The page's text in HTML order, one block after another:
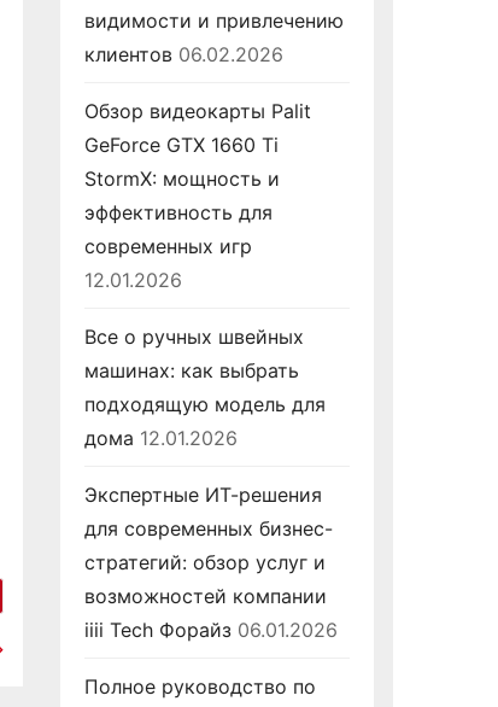
видимости и привлечению
клиентов 06.02.2026
Обзор видеокарты Palit
GeForce GTX 1660 Ti
StormX: мощность и
эффективность для
современных игр
12.01.2026
Все о ручных швейных
машинах: как выбрать
подходящую модель для
дома 12.01.2026
Экспертные ИТ-решения
для современных бизнес-
стратегий: обзор услуг и
возможностей компании
iiii Tech Форайз 06.01.2026
Полное руководство по